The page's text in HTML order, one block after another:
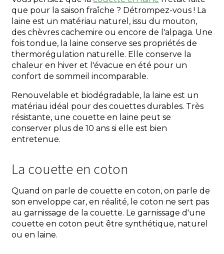
que pour la saison fraîche ? Détrompez-vous ! La
laine est un matériau naturel, issu du mouton,
des chèvres cachemire ou encore de l'alpaga. Une
fois tondue, la laine conserve ses propriétés de
thermorégulation naturelle. Elle conserve la
chaleur en hiver et l'évacue en été pour un
confort de sommeil incomparable.
Renouvelable et biodégradable, la laine est un
matériau idéal pour des couettes durables. Très
résistante, une couette en laine peut se
conserver plus de 10 ans si elle est bien
entretenue.
La couette en coton
Quand on parle de couette en coton, on parle de
son enveloppe car, en réalité, le coton ne sert pas
au garnissage de la couette. Le garnissage d'une
couette en coton peut être synthétique, naturel
ou en laine.